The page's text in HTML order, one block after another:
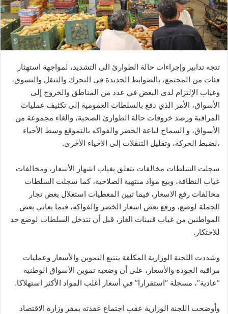
ل
ك
ت
ن
تتجه تدابير وإجراءات حالة الطوارئ الى التشديد، لمواجهة استهثار
فئات من المجتمع، بالضوابط الجديدة في التحرك والتنقل والتسوق،
وغياب الإلتزام لدى البعض في عدد من المناطق والخروج إلى
الأسواق، الأمر الذي دفع بالسلطات العمومية إلى تكثيف عمليات
المراقبة ورصد خروقات حالة الطوارئ الصحية، والغاء مجموعة من
الأسواق، و السماح لباعة الخضر والفواكه بالتموقع وسط الأحياء
،لضبط الحركة، وتقليل التنقلات إلى الأحياء الأخرى.
سجلت السلطات مخالفات تتعلق بغياب اشهار الأسعار، ومخالفات
غياب النظافة، وبيع مواد منتهية الصلاحية، كما سجلت السلطات
مخالفات رفع الاسعار، فيما تبين المعطيات استغلال بعض تجار
الجملة لوصع، ورفع بعض اسعار الخضر والفواكه، فيما يعاني بعض
المواطنين من غياب قنينات الغاز، قبل أن تتدخل السلطات لوضع حد
للاحتكار.
وشددت اللجنة الوزارية المكلفة بتتبع التموين والأسعار وعمليات
مراقبة الجودة والأسعار، على أن وضعية تموين الأسواق الوطنية
“عادية”، مسجلة “استقرارا” في أسعار أغلب المواد الأكثر استهلاكا.
وأوضحت اللجنة الوزارية عقب اجتماع عقدته بمقر وزارة الاقتصاد